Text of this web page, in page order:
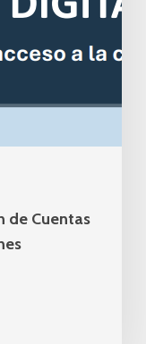
de Cuentas